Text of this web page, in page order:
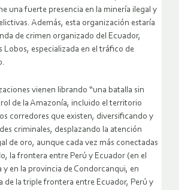
una fuerte presencia en la minería ilegal y
Además, esta organización estaría
de crimen organizado del Ecuador,
Lobos, especializada en el tráfico de
vienen librando “una batalla sin
de la Amazonía, incluido el territorio
corredores que existen, diversificando y
criminales, desplazando la atención
de oro, aunque cada vez más conectadas
la frontera entre Perú y Ecuador (en el
y en la provincia de Condorcanqui, en
de la triple frontera entre Ecuador, Perú y